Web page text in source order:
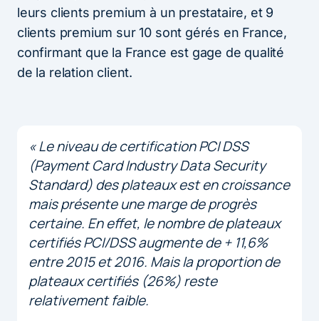
leurs clients premium à un prestataire, et 9
clients premium sur 10 sont gérés en France,
confirmant que la France est gage de qualité
de la relation client.
« Le niveau de certification PCI DSS
(Payment Card Industry Data Security
Standard) des plateaux est en croissance
mais présente une marge de progrès
certaine. En effet, le nombre de plateaux
certifiés PCI/DSS augmente de + 11,6%
entre 2015 et 2016. Mais la proportion de
plateaux certifiés (26%) reste
relativement faible.